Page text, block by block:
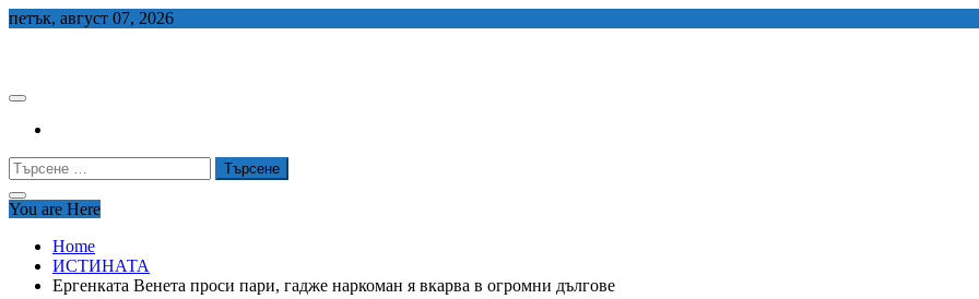
Skip
петък, август 07, 2026
Търсене
за:
You are Here
Home
ИСТИНАТА
Ергенката Венета проси пари, гадже наркоман я вкарва в огромни дългове